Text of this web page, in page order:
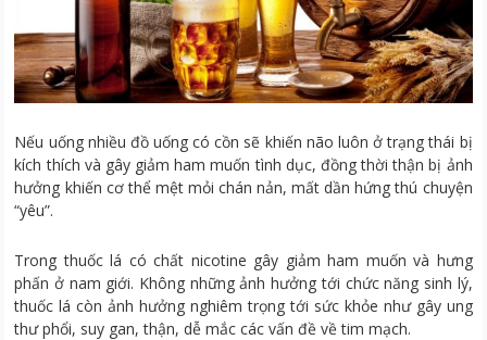
Nếu uống nhiều đồ uống có cồn sẽ khiến não luôn ở trạng thái bị
kích thích và gây giảm ham muốn tình dục, đồng thời thận bị ảnh
hưởng khiến cơ thể mệt mỏi chán nản, mất dần hứng thú chuyện
“yêu”.
Trong thuốc lá có chất nicotine gây giảm ham muốn và hưng
phấn ở nam giới. Không những ảnh hưởng tới chức năng sinh lý,
thuốc lá còn ảnh hưởng nghiêm trọng tới sức khỏe như gây ung
thư phổi, suy gan, thận, dễ mắc các vấn đề về tim mạch.